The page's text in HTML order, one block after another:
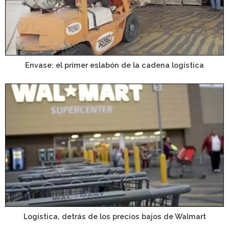
Envase: el primer eslabón de la cadena logística
Logística, detrás de los precios bajos de Walmart